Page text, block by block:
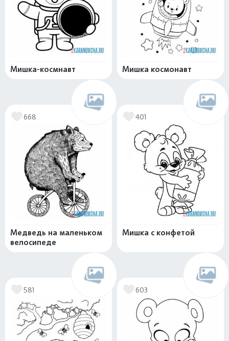
Мишка-космнавт Мишка космонавт
668
Медведь на маленьком
велосипеде
401
Мишка с конфетой
581 603